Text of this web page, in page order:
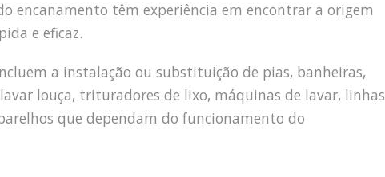
encanamento têm experiência em encontrar a origem
e eficaz.
a instalação ou substituição de pias, banheiras,
louça, trituradores de lixo, máquinas de lavar, linhas
que dependam do funcionamento do